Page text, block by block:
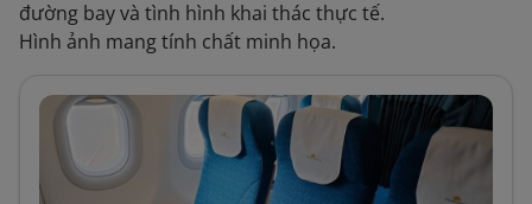
đường bay và tình hình khai thác thực tế.
Hình ảnh mang tính chất minh họa.